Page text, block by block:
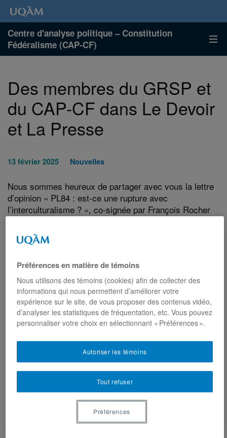
Centre d'analyse politique – Constitution
Fédéralisme (CAP-CF)
Des membres du GRSP et
du CAP-CF dans Le Devoir
et La Presse
Publié
:
13 février 2025
Catégories
Nouvelles
Nous sommes heureux de partager avec vous la lettre
d’opinion « PL84 : est-ce une rupture avec
l’interculturalisme ? », co-signée par François Rocher
science politique à l’Université d’Ottawa et diplômé de
l’UQAM), Alain-G. Gagnon (UQAM), Audrey Gagnon,
Laval), Dominique Leydet (UQAM), Félix Mathieu
(Université de Winnipeg) et plusieurs autres signataires
issus des milieux universitaire et politique*, publié
dansLe Devoir .
À lire ici :Le Devoir
David Carpentier et François Rocher ont également
publié l’article d’opinion « Projet de loi sur l’intégration
La Presse
*Ont cosigné cette lettre : François Rocher, professeur
Préférences en matière de témoins
Nous utilisons des témoins (cookies) afin de collecter des
informations qui nous permettent d’améliorer votre
expérience sur le site, de vous proposer des contenus vidéo,
d’analyser les statistiques de fréquentation, etc. Vous pouvez
personnaliser votre choix en sélectionnant « Préférences ».
Tout refuser
Autoriser les témoins
Préférences